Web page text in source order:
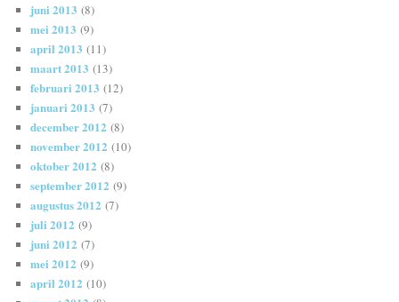
juni 2013 (8)
mei 2013 (9)
april 2013 (11)
maart 2013 (13)
februari 2013 (12)
januari 2013 (7)
december 2012 (8)
november 2012 (10)
oktober 2012 (8)
september 2012 (9)
augustus 2012 (7)
juli 2012 (9)
juni 2012 (7)
mei 2012 (9)
april 2012 (10)